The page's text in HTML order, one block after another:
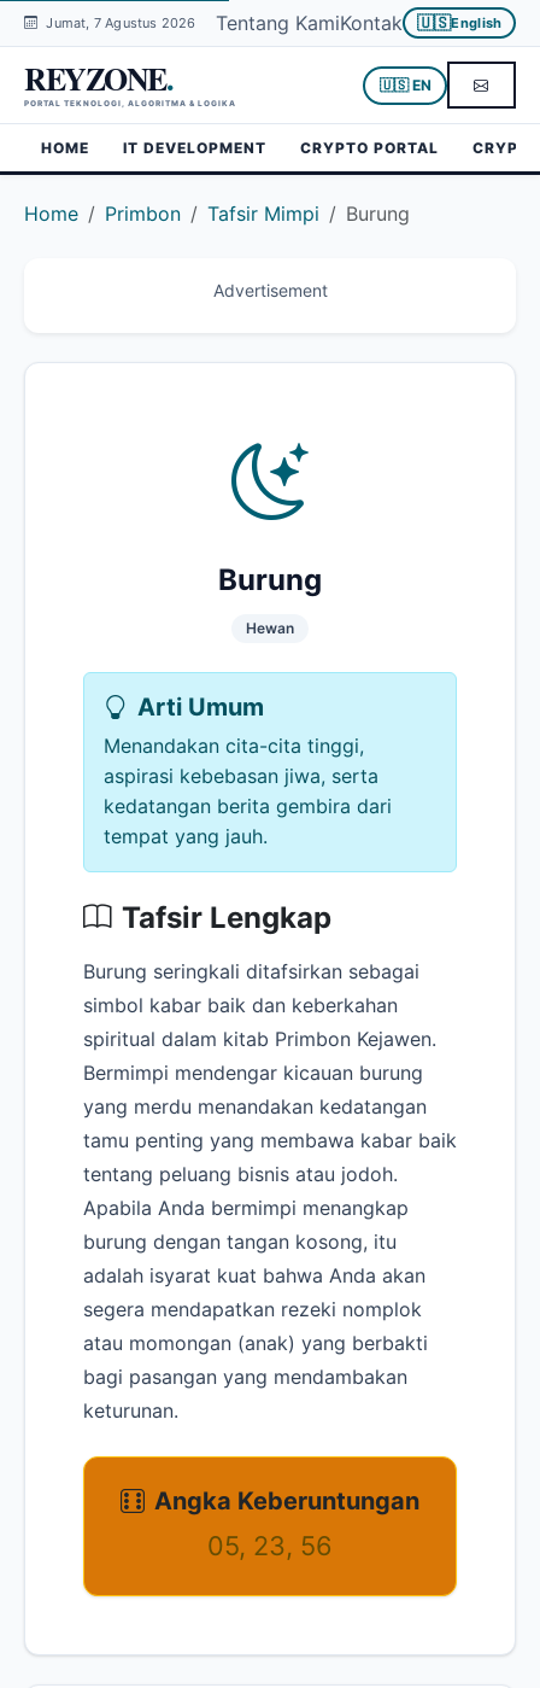
Jumat, 7 Agustus 2026 Tentang KamiKontak 🇺🇸English
REYZONE.
PORTAL TEKNOLOGI, ALGORITMA & LOGIKA
🇺🇸 EN
HOME IT DEVELOPMENT CRYPTO PORTAL
Home Primbon Tafsir Mimpi Burung
Advertisement
Burung
Hewan
Arti Umum
Menandakan cita-cita tinggi,
aspirasi kebebasan jiwa, serta
kedatangan berita gembira dari
tempat yang jauh.
Tafsir Lengkap
Burung seringkali ditafsirkan sebagai
simbol kabar baik dan keberkahan
spiritual dalam kitab Primbon Kejawen.
Bermimpi mendengar kicauan burung
yang merdu menandakan kedatangan
tamu penting yang membawa kabar baik
tentang peluang bisnis atau jodoh.
Apabila Anda bermimpi menangkap
burung dengan tangan kosong, itu
adalah isyarat kuat bahwa Anda akan
segera mendapatkan rezeki nomplok
atau momongan (anak) yang berbakti
bagi pasangan yang mendambakan
keturunan.
Angka Keberuntungan
05, 23, 56